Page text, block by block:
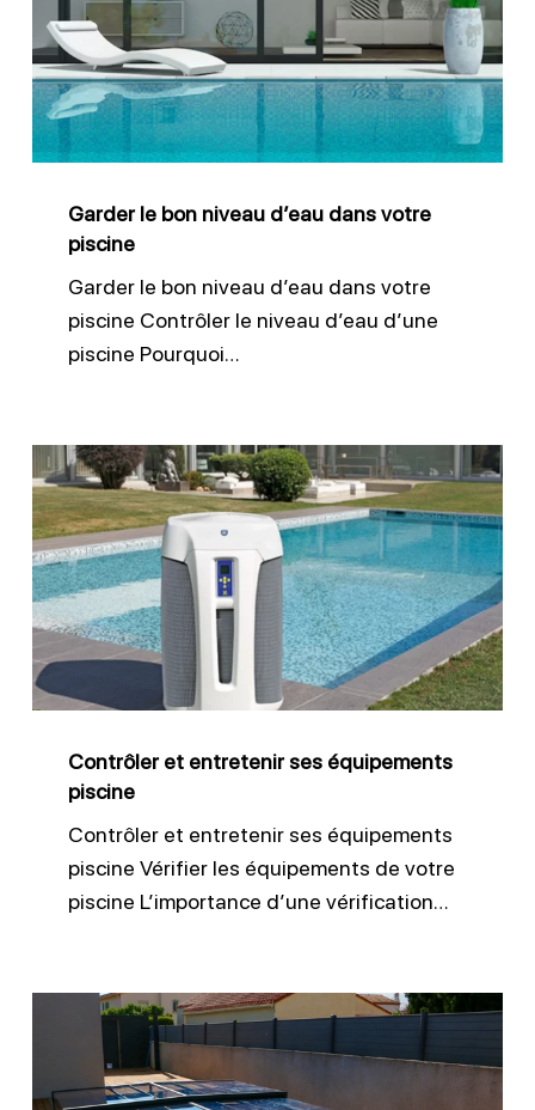
niveau
d’eau
dans
votre
Garder le bon niveau d’eau dans votre
piscine
Garder le bon niveau d’eau dans votre
piscine Contrôler le niveau d’eau d’une
piscine Pourquoi…
Contrôler
et
entretenir
ses
équipements
piscine
Contrôler et entretenir ses équipements
piscine
Contrôler et entretenir ses équipements
piscine Vérifier les équipements de votre
piscine L’importance d’une vérification…
Entretien
équipements